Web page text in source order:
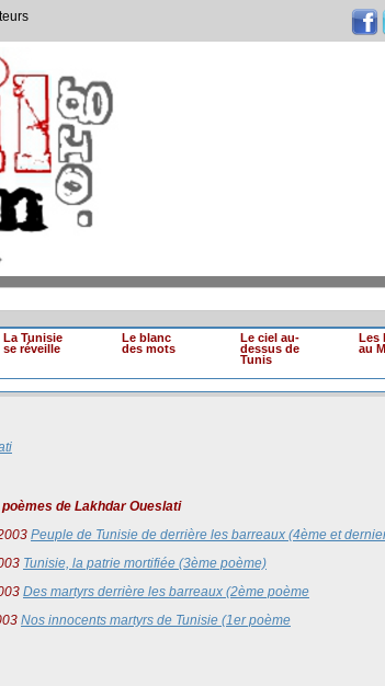
La Tunisie
se réveille
Le blanc
des mots
Le ciel au-
dessus de
Tunis
Les
au
de Lakhdar Oueslati
Peuple de Tunisie de derrière les barreaux (4ème et
Tunisie, la patrie mortifiée (3ème poème)
Des martyrs derrière les barreaux (2ème poème
Nos innocents martyrs de Tunisie (1er poème